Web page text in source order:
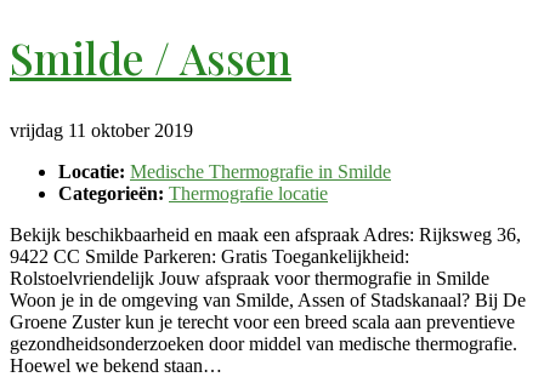
Smilde / Assen
vrijdag 11 oktober 2019
Locatie: Medische Thermografie in Smilde
Categorieën: Thermografie locatie
Bekijk beschikbaarheid en maak een afspraak Adres: Rijksweg 36,
9422 CC Smilde Parkeren: Gratis Toegankelijkheid:
Rolstoelvriendelijk Jouw afspraak voor thermografie in Smilde
Woon je in de omgeving van Smilde, Assen of Stadskanaal? Bij De
Groene Zuster kun je terecht voor een breed scala aan preventieve
gezondheidsonderzoeken door middel van medische thermografie.
Hoewel we bekend staan…